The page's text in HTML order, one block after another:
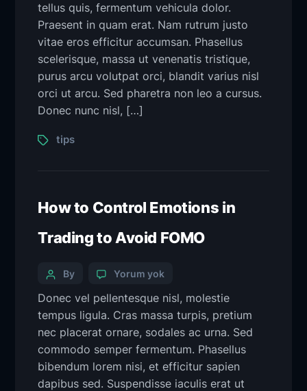
tellus quis, fermentum vehicula dolor.
Praesent in quam erat. Nam rutrum justo
vitae eros efficitur accumsan. Phasellus
scelerisque, massa ut venenatis tristique,
purus arcu volutpat orci, blandit varius nisl
orci ut arcu. Sed pharetra non leo a cursus.
Donec nunc nisl, […]
tips
How to Control Emotions in
Trading to Avoid FOMO
By Yorum yok
Donec vel pellentesque nisl, molestie
tempus ligula. Cras massa turpis, pretium
nec placerat ornare, sodales ac urna. Sed
commodo semper fermentum. Phasellus
bibendum lorem nisi, et efficitur sapien
dapibus sed. Suspendisse iaculis erat ut